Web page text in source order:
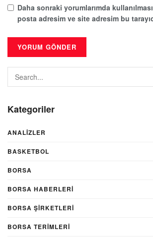
Daha sonraki yorumlarımda
posta adresim ve site adresim bu
Kategoriler
ANALIZLER
BASKETBOL
BORSA
BORSA HABERLERI
BORSA ŞIRKETLERI
BORSA TERIMLERI